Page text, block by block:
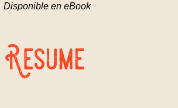
Disponible en eBook